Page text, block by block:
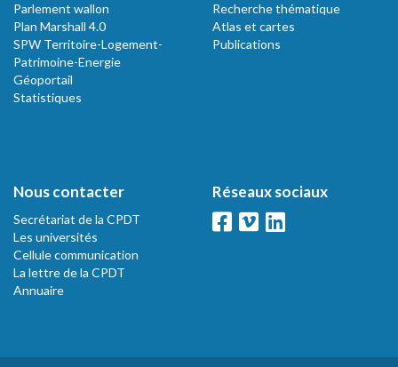
Parlement wallon
Plan Marshall 4.0
SPW Territoire-Logement-
Patrimoine-Energie
Géoportail
Statistiques
Recherche thématique
Atlas et cartes
Publications
Nous contacter
Secrétariat de la CPDT
Les universités
Cellule communication
La lettre de la CPDT
Annuaire
Réseaux sociaux